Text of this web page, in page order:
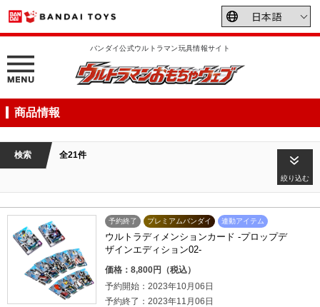
バンダイ公式ウルトラマン玩具情報サイト
商品情報
検索 全21件
絞り込む
予約終了 プレミアムバンダイ 連動アイテム
ウルトラディメンションカード -プロップデ
ザインエディション02-
価格：8,800円（税込）
予約開始：2023年10月06日
予約終了：2023年11月06日